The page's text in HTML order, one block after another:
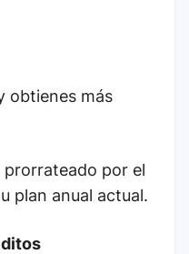
obtienes más
prorrateado por el
plan anual actual.